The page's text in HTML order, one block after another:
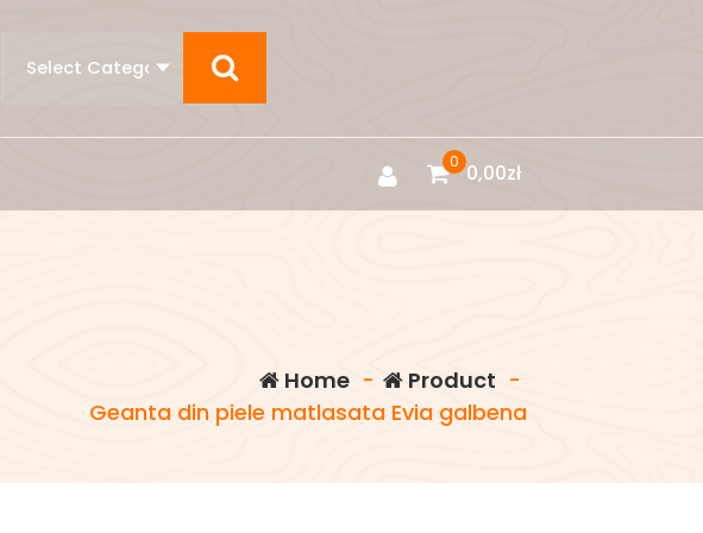
0 0,00zł
Home - Product -
Geanta din piele matlasata Evia galbena